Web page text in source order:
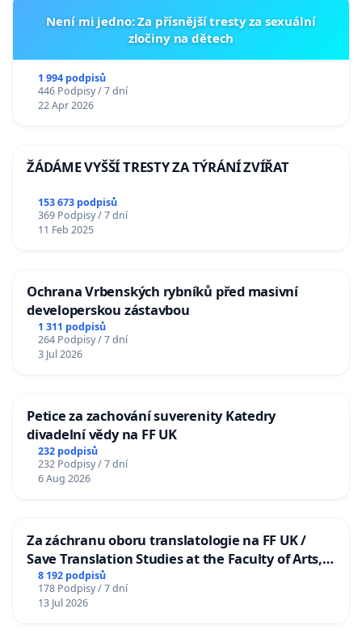
Není mi jedno: Za přísnější tresty za sexuální
zločiny na dětech
1 994 podpisů
446 Podpisy / 7 dní
22 Apr 2026
ŽÁDÁME VYŠŠÍ TRESTY ZA TÝRÁNÍ ZVÍŘAT
153 673 podpisů
369 Podpisy / 7 dní
11 Feb 2025
Ochrana Vrbenských rybníků před masivní
developerskou zástavbou
1 311 podpisů
264 Podpisy / 7 dní
3 Jul 2026
Petice za zachování suverenity Katedry
divadelní vědy na FF UK
232 podpisů
232 Podpisy / 7 dní
6 Aug 2026
Za záchranu oboru translatologie na FF UK /
Save Translation Studies at the Faculty of Arts,
Charles University
8 192 podpisů
178 Podpisy / 7 dní
13 Jul 2026